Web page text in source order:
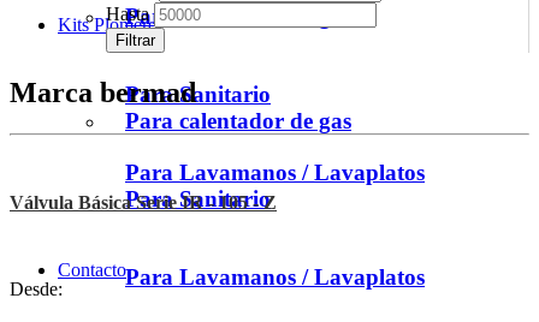
Kits Plomero
Para calentador de gas
Para Sanitario
Para Lavamanos / Lavaplatos
Para calentador de gas
Para Sanitario
Para Lavamanos / Lavaplatos
Contacto
Hasta
Filtrar
Marca bermad
Válvula Básica Serie IR - 105 - Z
Desde: